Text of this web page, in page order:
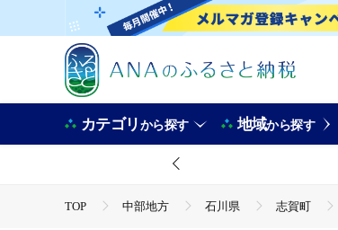
カテゴリから探す 地域から探す
TOP 中部地方 石川県 志賀町